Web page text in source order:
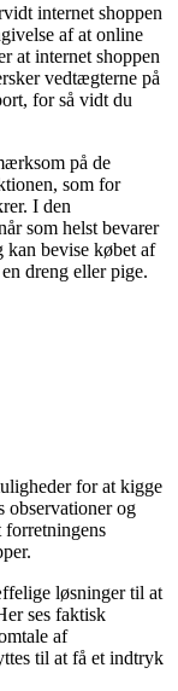
internet shoppen
af at online
at internet shoppen
vedtægterne på
for så vidt du
på de
som for
I den
som helst bevarer
kan bevise købet af
dreng eller pige.
for at kigge
observationer og
forretningens
løsninger til at
ses faktisk
af
til at få et indtryk